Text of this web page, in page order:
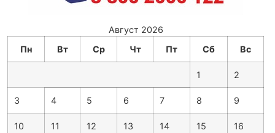
Август 2026
Пн
Вт Ср Чт Пт Сб Вс
1 2
3 4 5 6 7 8 9
10 11 12 13 14 15 16